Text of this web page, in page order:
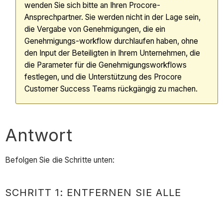
wenden Sie sich bitte an Ihren Procore-
Ansprechpartner. Sie werden nicht in der Lage sein,
die Vergabe von Genehmigungen, die ein
Genehmigungs-workflow durchlaufen haben, ohne
den Input der Beteiligten in Ihrem Unternehmen, die
die Parameter für die Genehmigungsworkflows
festlegen, und die Unterstützung des Procore
Customer Success Teams rückgängig zu machen.
Antwort
Befolgen Sie die Schritte unten:
SCHRITT 1: ENTFERNEN SIE ALLE